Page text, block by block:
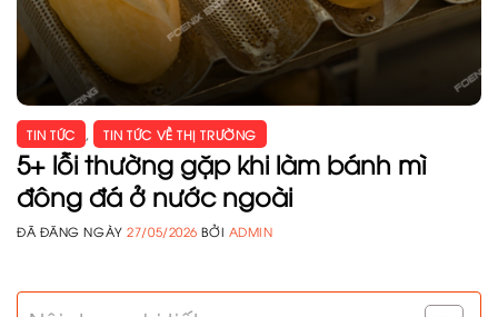
TIN TỨC , TIN TỨC VỀ THỊ TRƯỜNG
5+ lỗi thường gặp khi làm bánh mì
đông đá ở nước ngoài
ĐÃ ĐĂNG NGÀY27/05/2026 BỞI ADMIN